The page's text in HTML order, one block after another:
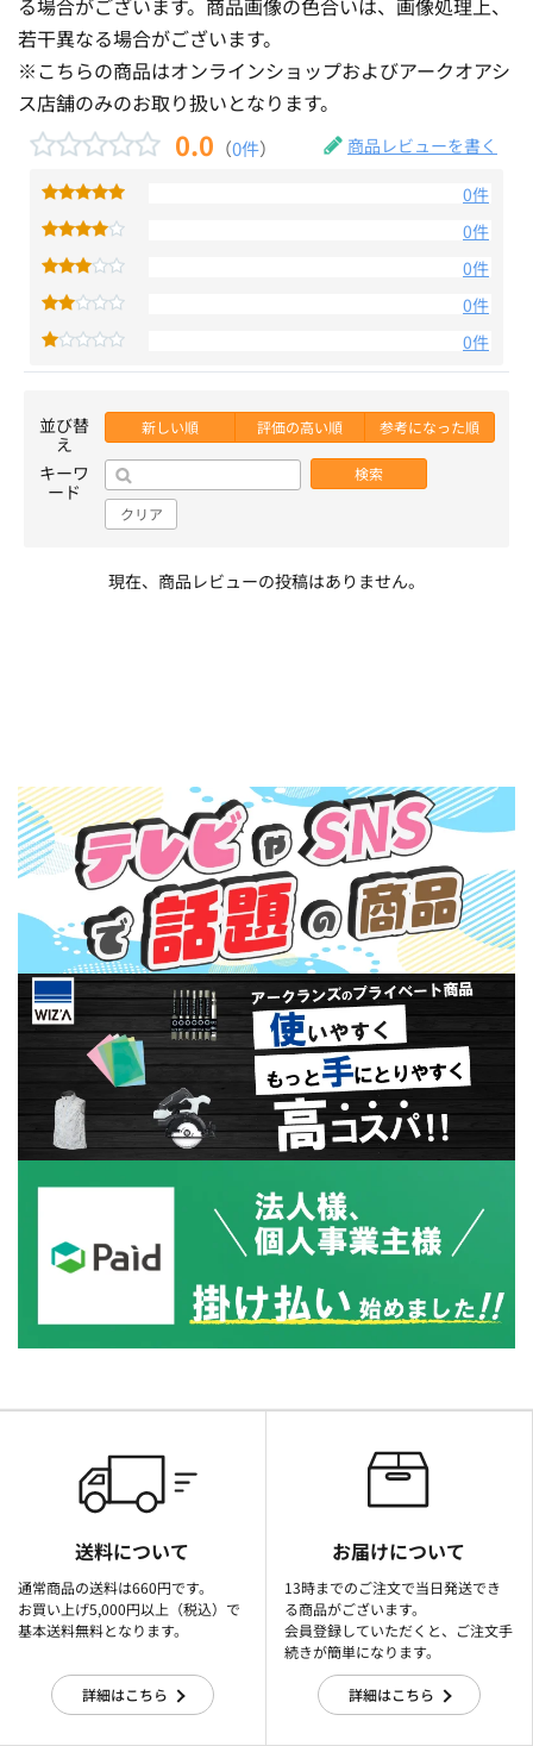
る場合がございます。商品画像の色合いは、画像処理上、
若干異なる場合がございます。
※こちらの商品はオンラインショップおよびアークオアシ
ス店舗のみのお取り扱いとなります。
0.0 （0件） 商品レビューを書く
0件
0件
0件
0件
0件
並び替
え
新しい順 評価の高い順 参考になった順
キーワ
ード
検索
クリア
現在、商品レビューの投稿はありません。
送料について
通常商品の送料は660円です。
お買い上げ5,000円以上（税込）で
基本送料無料となります。
詳細はこちら
お届けについて
13時までのご注文で当日発送でき
る商品がございます。
会員登録していただくと、ご注文手
続きが簡単になります。
詳細はこちら